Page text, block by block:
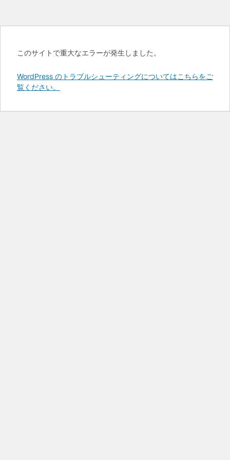
このサイトで重大なエラーが発生しました。
WordPress のトラブルシューティングについてはこちらをご
覧ください。